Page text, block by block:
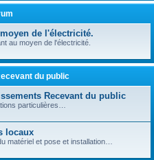
de l'électricité.
au moyen de l'électricité.
du public
Recevant du public
particulières…
locaux
matériel et pose et installation…